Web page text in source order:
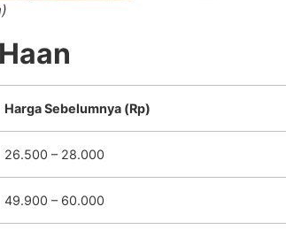
Harga Sebelumnya (Rp)
26.500 – 28.000
49.900 – 60.000